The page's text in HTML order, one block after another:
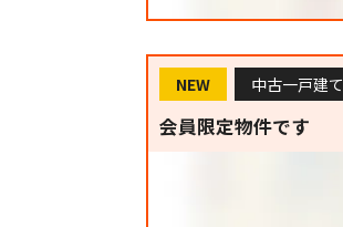
NEW 中古一戸建て
会員限定物件です